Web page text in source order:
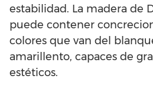
estabilidad. La madera de
puede contener
colores que van del
amarillento, capaces de
estéticos.